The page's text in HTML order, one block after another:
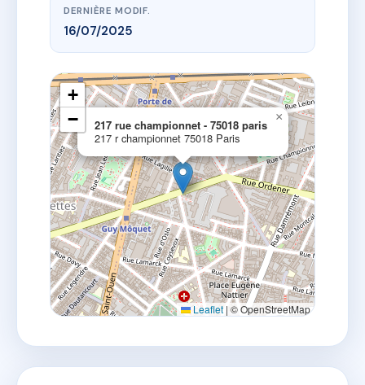
DERNIÈRE MODIF.
16/07/2025
217 rue championnet - 75018 paris
217 r championnet 75018 Paris
×
+
−
Leaflet | © OpenStreetMap